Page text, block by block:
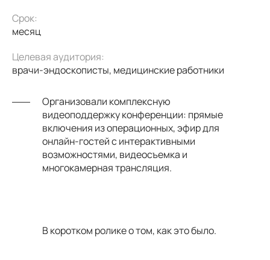
Срок:
месяц
Целевая аудитория:
врачи-эндоскописты, медицинские работники
Организовали комплексную
видеоподдержку конференции: прямые
включения из операционных, эфир для
онлайн-гостей с интерактивными
возможностями, видеосъемка и
многокамерная трансляция.
В коротком ролике о том, как это было.